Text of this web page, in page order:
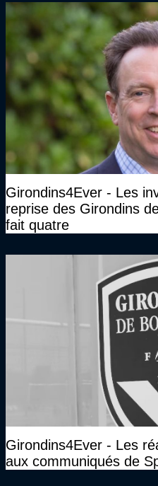
Girondins4Ever - Les
reprise des Girondins
fait quatre
Girondins4Ever - Les
aux communiqués de